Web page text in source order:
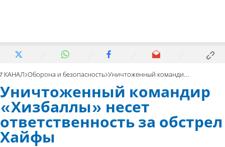
7 КАНАЛ Оборона и безопасность Уничтоженный командир «Хизбаллы» несет ответственность за обстрел Хайфы
Уничтоженный командир
«Хизбаллы» несет
ответственность за обстрел
Хайфы